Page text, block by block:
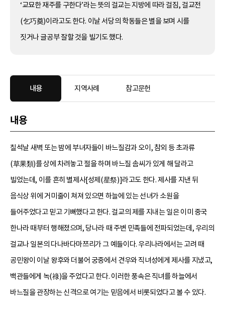
‘교묘한 재주를 구한다’라는 뜻의 걸교는 지방에 따라 걸짐, 걸교전
(乞巧奠)이라고도 한다. 이날 서당의 학동들은 별을 보며 시를
짓거나 글공부 잘할 것을 빌기도 했다.
내용 지역사례 참고문헌
내용
칠석날 새벽 또는 밤에 부녀자들이 바느질감과 오이, 참외 등 초과류
(草果類)를 상에 차려놓고 절을 하며 바느질 솜씨가 있게 해 달라고
빌었는데, 이를 흔히 별제사[성제(星祭)]라고도 한다. 제사를 지낸 뒤
음식상 위에 거미줄이 쳐져 있으면 하늘에 있는 선녀가 소원을
들어주었다고 믿고 기뻐했다고 한다. 걸교의 제를 지내는 일은 이미 중국
한나라 때부터 행해졌으며, 당나라 때 주변 민족들에 전파되었는데, 우리의
걸교나 일본의 다나바다마쯔리가 그 예들이다. 우리나라에서는 고려 때
공민왕이 이날 왕후와 더불어 궁중에서 견우와 직녀성에게 제사를 지냈고,
백관들에게 녹(祿)을 주었다고 한다. 이러한 풍속은 직녀를 하늘에서
바느질을 관장하는 신격으로 여기는 믿음에서 비롯되었다고 볼 수 있다.